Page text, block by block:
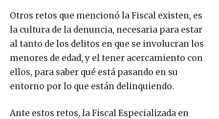
Otros retos que mencionó la Fiscal existen, es
la cultura de la denuncia, necesaria para estar
al tanto de los delitos en que se involucran los
menores de edad, y el tener acercamiento con
ellos, para saber qué está pasando en su
entorno por lo que están delinquiendo.
Ante estos retos, la Fiscal Especializada en